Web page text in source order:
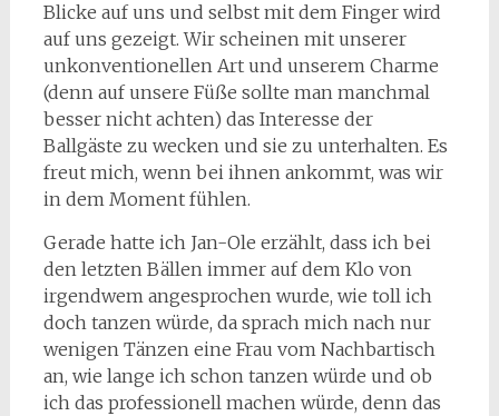
Blicke auf uns und selbst mit dem Finger wird
auf uns gezeigt. Wir scheinen mit unserer
unkonventionellen Art und unserem Charme
(denn auf unsere Füße sollte man manchmal
besser nicht achten) das Interesse der
Ballgäste zu wecken und sie zu unterhalten. Es
freut mich, wenn bei ihnen ankommt, was wir
in dem Moment fühlen.
Gerade hatte ich Jan-Ole erzählt, dass ich bei
den letzten Bällen immer auf dem Klo von
irgendwem angesprochen wurde, wie toll ich
doch tanzen würde, da sprach mich nach nur
wenigen Tänzen eine Frau vom Nachbartisch
an, wie lange ich schon tanzen würde und ob
ich das professionell machen würde, denn das